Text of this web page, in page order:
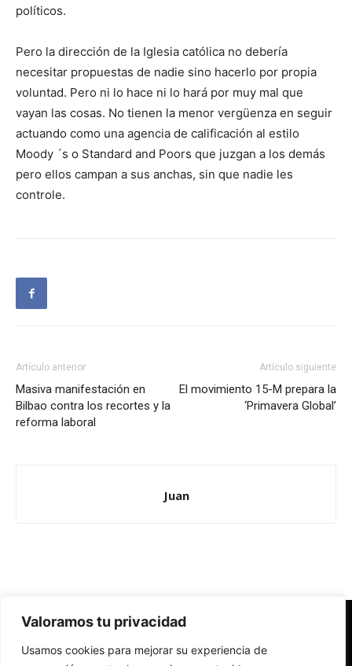
Valoramos tu privacidad
Usamos cookies para mejorar su experiencia de
políticos.
Pero la dirección de la Iglesia católica no debería
necesitar propuestas de nadie sino hacerlo por propia
voluntad. Pero ni lo hace ni lo hará por muy mal que
vayan las cosas. No tienen la menor vergüenza en seguir
actuando como una agencia de calificación al estilo
Moody ´s o Standard and Poors que juzgan a los demás
pero ellos campan a sus anchas, sin que nadie les
controle.
Artículo anterior
Masiva manifestación en
Bilbao contra los recortes y la
reforma laboral
Artículo siguiente
El movimiento 15-M prepara la
‘Primavera Global’
Juan
Redes Cristianas
Una mirada alternativa sobre la Iglesia católica y la sociedad